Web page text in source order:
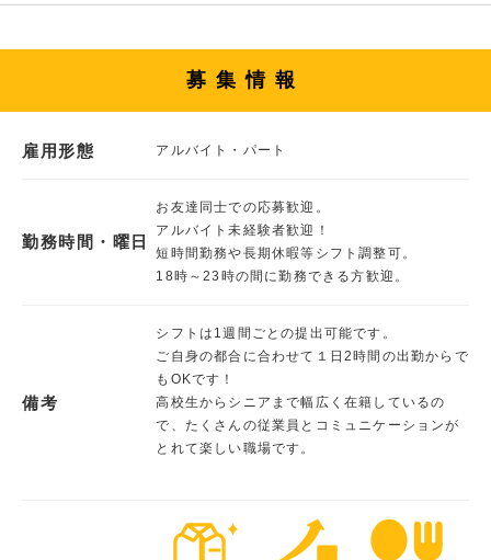
募集情報
雇用形態 アルバイト・パート
勤務時間・曜日
お友達同士での応募歓迎。
アルバイト未経験者歓迎！
短時間勤務や長期休暇等シフト調整可。
18時～23時の間に勤務できる方歓迎。
備考
シフトは1週間ごとの提出可能です。
ご自身の都合に合わせて１日2時間の出勤からで
もOKです！
高校生からシニアまで幅広く在籍しているの
で、たくさんの従業員とコミュニケーションが
とれて楽しい職場です。